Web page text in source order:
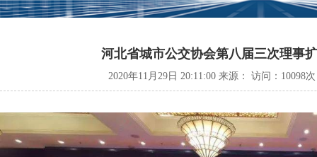
河北省城市公交协会第八届三次理事
2020年11月29日 20:11:00 来源： 访问： 10098次